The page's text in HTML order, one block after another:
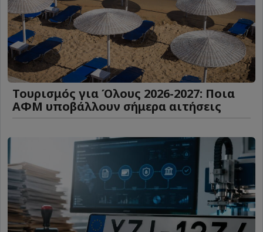
Τουρισμός για Όλους 2026-2027: Ποια
ΑΦΜ υποβάλλουν σήμερα αιτήσεις